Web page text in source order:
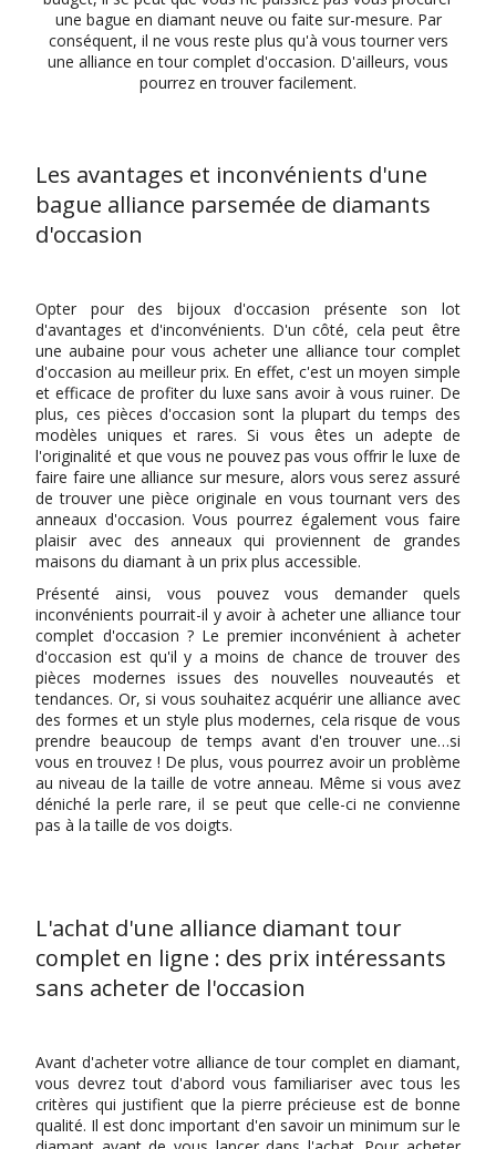
une bague en diamant neuve ou faite sur-mesure. Par
conséquent, il ne vous reste plus qu'à vous tourner vers
une alliance en tour complet d'occasion. D'ailleurs, vous
pourrez en trouver facilement.
Les avantages et inconvénients d'une
bague alliance parsemée de diamants
d'occasion
Opter pour des bijoux d'occasion présente son lot
d'avantages et d'inconvénients. D'un côté, cela peut être
une aubaine pour vous acheter une alliance tour complet
d'occasion au meilleur prix. En effet, c'est un moyen simple
et efficace de profiter du luxe sans avoir à vous ruiner. De
plus, ces pièces d'occasion sont la plupart du temps des
modèles uniques et rares. Si vous êtes un adepte de
l'originalité et que vous ne pouvez pas vous offrir le luxe de
faire faire une alliance sur mesure, alors vous serez assuré
de trouver une pièce originale en vous tournant vers des
anneaux d'occasion. Vous pourrez également vous faire
plaisir avec des anneaux qui proviennent de grandes
maisons du diamant à un prix plus accessible.
Présenté ainsi, vous pouvez vous demander quels
inconvénients pourrait-il y avoir à acheter une alliance tour
complet d'occasion ? Le premier inconvénient à acheter
d'occasion est qu'il y a moins de chance de trouver des
pièces modernes issues des nouvelles nouveautés et
tendances. Or, si vous souhaitez acquérir une alliance avec
des formes et un style plus modernes, cela risque de vous
prendre beaucoup de temps avant d'en trouver une…si
vous en trouvez ! De plus, vous pourrez avoir un problème
au niveau de la taille de votre anneau. Même si vous avez
déniché la perle rare, il se peut que celle-ci ne convienne
pas à la taille de vos doigts.
L'achat d'une alliance diamant tour
complet en ligne : des prix intéressants
sans acheter de l'occasion
Avant d'acheter votre alliance de tour complet en diamant,
vous devrez tout d'abord vous familiariser avec tous les
critères qui justifient que la pierre précieuse est de bonne
qualité. Il est donc important d'en savoir un minimum sur le